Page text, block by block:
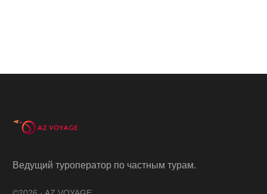
Ведущий туроператор по частным турам.